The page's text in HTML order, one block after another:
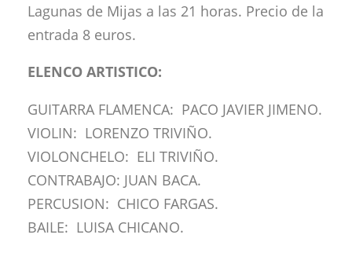
Lagunas de Mijas a las 21 horas. Precio de la
entrada 8 euros.
ELENCO ARTISTICO:
GUITARRA FLAMENCA: PACO JAVIER JIMENO.
VIOLIN: LORENZO TRIVIÑO.
VIOLONCHELO: ELI TRIVIÑO.
CONTRABAJO: JUAN BACA.
PERCUSION: CHICO FARGAS.
BAILE: LUISA CHICANO.